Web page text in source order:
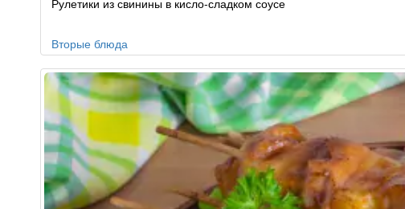
Рулетики из свинины в кисло-сладком соусе
Вторые блюда